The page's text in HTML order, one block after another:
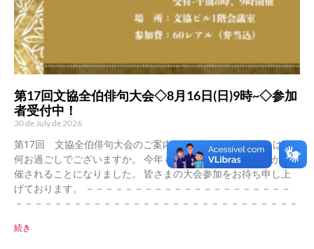
第17回文協全伯俳句大会◇8月16日(日)9時~◇参加
者受付中！
30 de July de 2026
第17回 文協全伯俳句大会のご案内 俳句愛好者の皆さまには如
何お過ごしでございますか。 今年も文協主催全伯俳句大会が開
催されることになりました。 皆さまの大会参加をお待ち申し上
げております。 －－－－－－－－－－－－－－－－－－－－－
－－－－－－－－－－－－－－－－－－－－－－－－－－－－－
続き